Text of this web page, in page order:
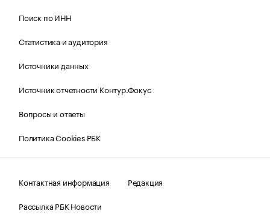
Поиск по ИНН
Статистика и аудитория
Источники данных
Источник отчетности Контур.Фокус
Вопросы и ответы
Политика Cookies РБК
Контактная информация
Редакция
Рассылка РБК Новости